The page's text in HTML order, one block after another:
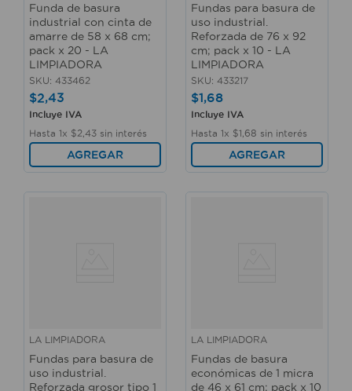
Funda de basura
industrial con cinta de
amarre de 58 x 68 cm;
pack x 20 - LA
LIMPIADORA
SKU: 433462
$2,43
Incluye IVA
Hasta 1x $2 43 sin interés
AGREGAR
Fundas para basura de
uso industrial.
Reforzada de 76 x 92
cm; pack x 10 - LA
LIMPIADORA
SKU: 433217
$1,68
Incluye IVA
Hasta 1x $1 68 sin interés
AGREGAR
LA LIMPIADORA
Fundas para basura de
uso industrial.
Reforzada grosor tipo 1
LA LIMPIADORA
Fundas de basura
económicas de 1 micra
de 46 x 61 cm; pack x 10